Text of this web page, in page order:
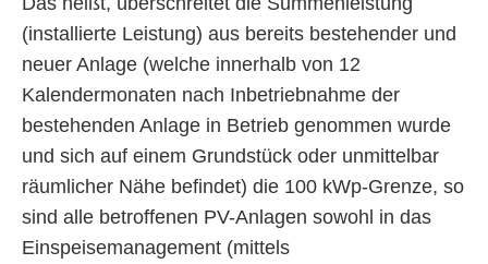
(installierte Leistung) aus bereits bestehender und
neuer Anlage (welche innerhalb von 12
Kalendermonaten nach Inbetriebnahme der
bestehenden Anlage in Betrieb genommen wurde
und sich auf einem Grundstück oder unmittelbar
räumlicher Nähe befindet) die 100 kWp-Grenze, so
sind alle betroffenen PV-Anlagen sowohl in das
Einspeisemanagement (mittels